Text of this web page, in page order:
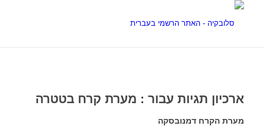
ארכיון תגיות עבור : מערת קרח בטטרה
מערת הקרח דמנובסקה